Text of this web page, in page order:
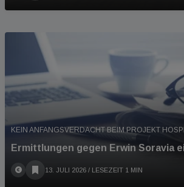
KEIN ANFANGSVERDACHT BEIM PROJEKT
Ermittlungen gegen Erwin Soravia
13. JULI 2026 / LESEZEIT 1 MIN